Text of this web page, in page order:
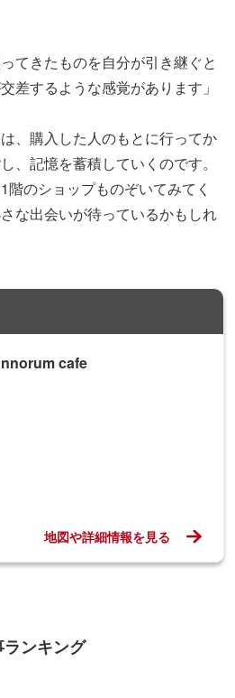
てきたものを自分が引き継ぐと
差するような感覚があります」
、購入した人のもとに行ってか
、記憶を蓄積していくのです。
階のショップものぞいてみてく
な出会いが待っているかもしれ
cafe
地図や詳細情報を見る
ンキング